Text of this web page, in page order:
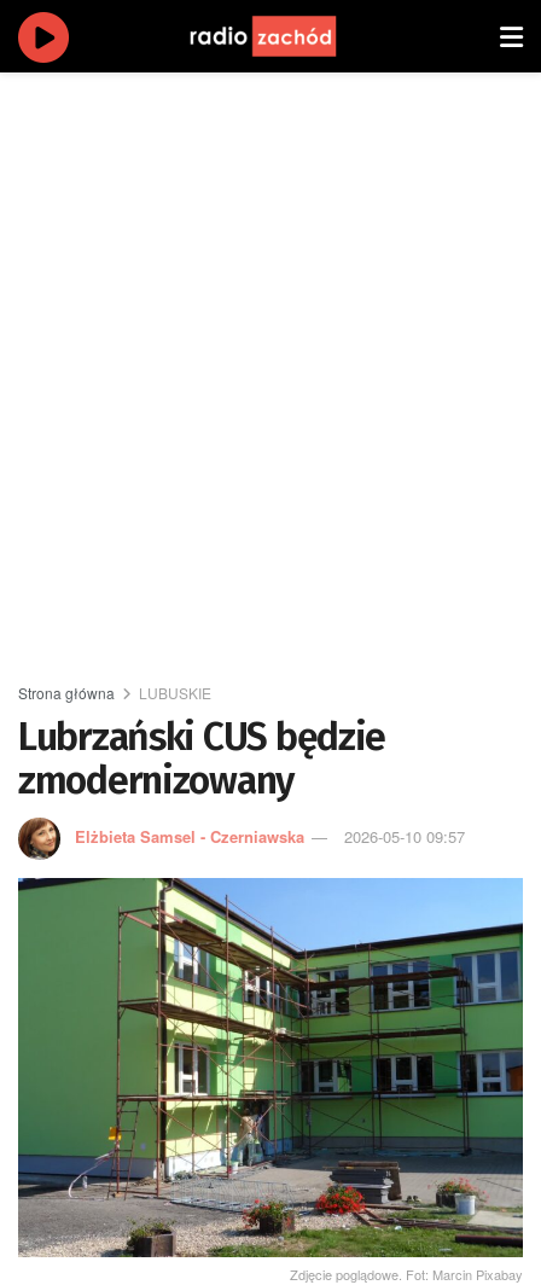
Strona główna LUBUSKIE
Lubrzański CUS będzie
zmodernizowany
Elżbieta Samsel - Czerniawska 2026-05-10 09:57
Zdjęcie poglądowe. Fot: Marcin Pixabay